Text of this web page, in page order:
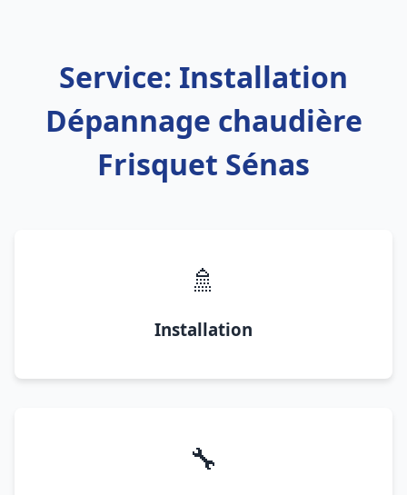
Service: Installation
Dépannage chaudière
Frisquet Sénas
🚿
Installation
🔧